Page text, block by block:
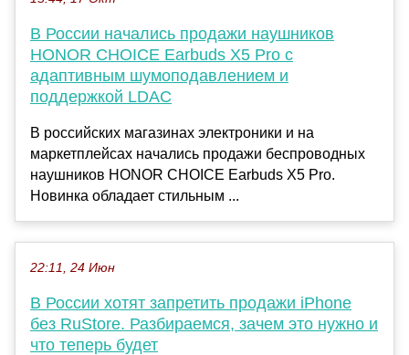
В России начались продажи наушников
HONOR CHOICE Earbuds X5 Pro с
адаптивным шумоподавлением и
поддержкой LDAC
В российских магазинах электроники и на
маркетплейсах начались продажи беспроводных
наушников HONOR CHOICE Earbuds X5 Pro.
Новинка обладает стильным ...
22:11, 24 Июн
В России хотят запретить продажи iPhone
без RuStore. Разбираемся, зачем это нужно и
что теперь будет